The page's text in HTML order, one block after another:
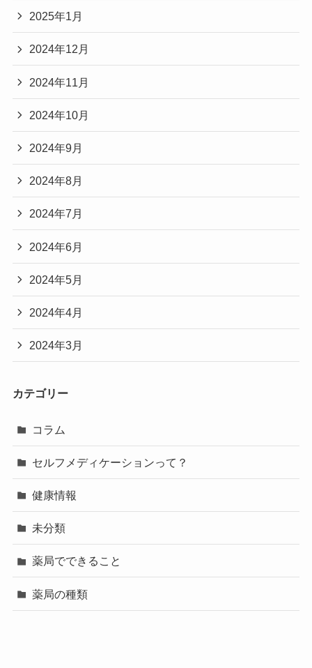
2025年1月
2024年12月
2024年11月
2024年10月
2024年9月
2024年8月
2024年7月
2024年6月
2024年5月
2024年4月
2024年3月
カテゴリー
コラム
セルフメディケーションって？
健康情報
未分類
薬局でできること
薬局の種類